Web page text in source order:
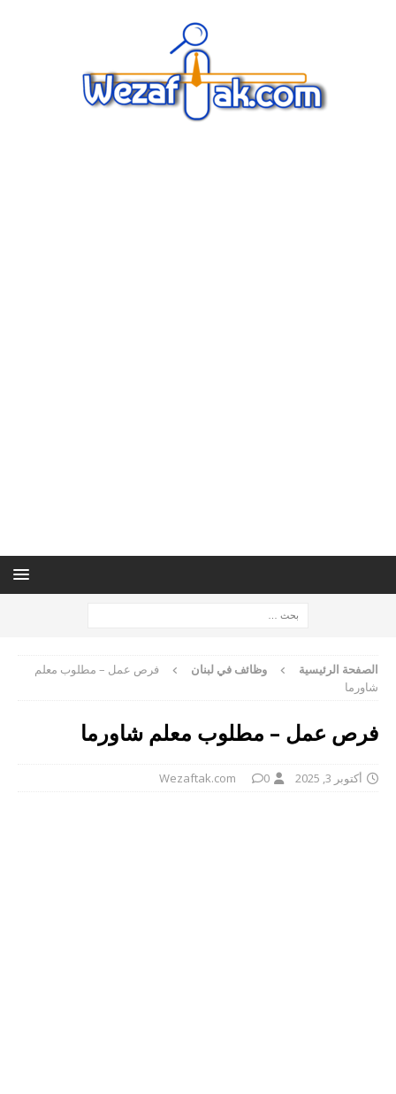
الصفحة الرئيسية وظائف في لبنان
فرص عمل – مطلوب معلم
شاورما
فرص عمل – مطلوب معلم شاورما
أكتوبر 3, 2025 Wezaftak.com 0